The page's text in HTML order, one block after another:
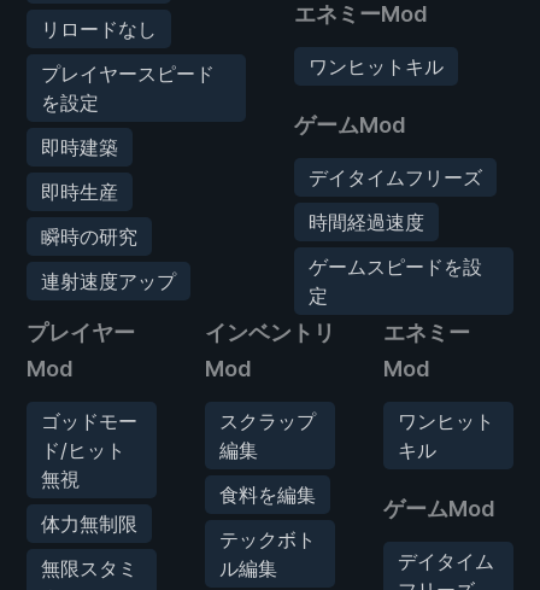
リロードなし
プレイヤースピード
を設定
即時建築
即時生産
瞬時の研究
連射速度アップ
エネミーMod
ワンヒットキル
ゲームMod
デイタイムフリーズ
時間経過速度
ゲームスピードを設
定
プレイヤー
Mod
ゴッドモー
ド/ヒット
無視
体力無制限
無限スタミ
インベントリ
Mod
スクラップ
編集
食料を編集
テックボト
ル編集
エネミー
Mod
ワンヒット
キル
ゲームMod
デイタイム